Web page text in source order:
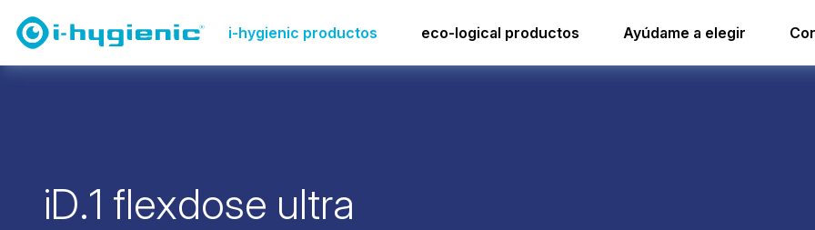
i-hygienic productos eco-logical productos Ayúdame a elegir
Página de productos Suelo y moqueta iD.1 limpiador higienizante para cobotic iD.1 flexdose ultra
iD.1 flexdose ultra